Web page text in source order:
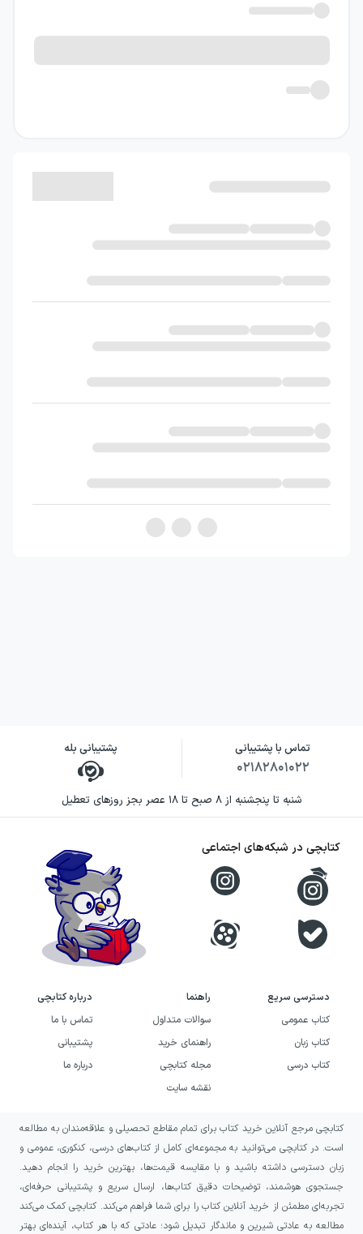
تماس با پشتیبانی
۰۲۱۸۲۸۰۱۰۲۲
پشتیبانی بله
شنبه تا پنجشنبه از ۸ صبح تا ۱۸ عصر بجز روزهای تعطیل
دسترسی سریع
کتاب عمومی
کتاب زبان
کتاب درسی
راهنما
سوالات متداول
راهنمای خرید
مجله کتابچی
نقشه سایت
درباره کتابچی
تماس با ما
پشتیبانی
درباره ما
کتابچی در شبکه‌های اجتماعی
کتابچی مرجع آنلاین خرید کتاب برای تمام مقاطع تحصیلی و علاقه‌مندان به مطالعه
است. در کتابچی می‌توانید به مجموعه‌ای کامل از کتاب‌های درسی، کنکوری، عمومی و
زبان دسترسی داشته باشید و با مقایسه قیمت‌ها، بهترین خرید را انجام دهید.
جستجوی هوشمند، توضیحات دقیق کتاب‌ها، ارسال سریع و پشتیبانی حرفه‌ای،
تجربه‌ای مطمئن از خرید آنلاین کتاب را برای شما فراهم می‌کند. کتابچی کمک می‌کند
مطالعه به عادتی شیرین و ماندگار تبدیل شود؛ عادتی که با هر کتاب، آینده‌ای بهتر